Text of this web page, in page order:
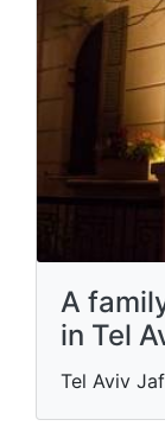
A
in Tel
Tel Aviv